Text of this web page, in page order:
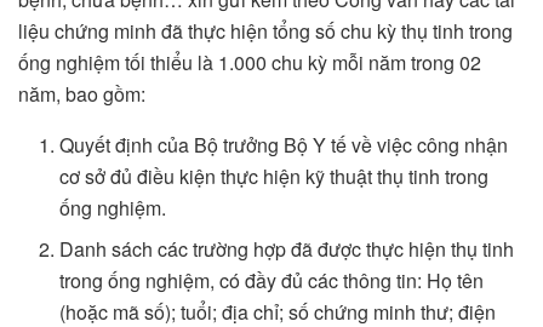
liệu chứng minh đã thực hiện tổng số chu kỳ thụ tinh trong
ống nghiệm tối thiểu là 1.000 chu kỳ mỗi năm trong 02
năm, bao gồm:
Quyết định của Bộ trưởng Bộ Y tế về việc công nhận
cơ sở đủ điều kiện thực hiện kỹ thuật thụ tinh trong
ống nghiệm.
Danh sách các trường hợp đã được thực hiện thụ tinh
trong ống nghiệm, có đầy đủ các thông tin: Họ tên
(hoặc mã số); tuổi; địa chỉ; số chứng minh thư; điện